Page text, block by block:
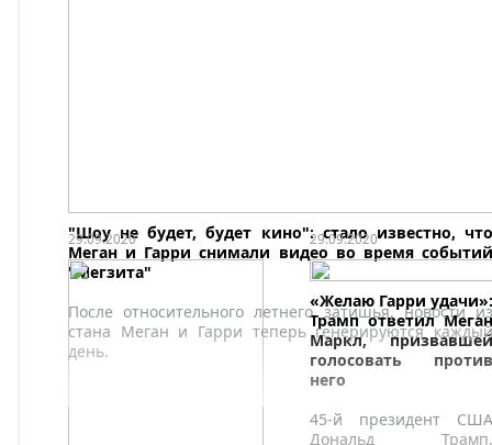
"Шоу не будет, будет кино": стало известно, что
Меган и Гарри снимали видео во время событий
"Мегзита"
После относительного летнего затишья, новости из
стана Меган и Гарри теперь генерируются каждый
день.
29.09.2020 29.09.2020
«Желаю Гарри удачи»:
Трамп ответил Меган
Маркл, призвавшей
голосовать против
него
45-й президент США
Дональд Трамп,